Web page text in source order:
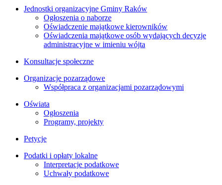
Jednostki organizacyjne Gminy Raków
Ogłoszenia o naborze
Oświadczenie majątkowe kierowników
Oświadczenia majątkowe osób wydających decyzje
administracyjne w imieniu wójta
Konsultacje społeczne
Organizacje pozarządowe
Współpraca z organizacjami pozarządowymi
Oświata
Ogłoszenia
Programy, projekty
Petycje
Podatki i opłaty lokalne
Interpretacje podatkowe
Uchwały podatkowe